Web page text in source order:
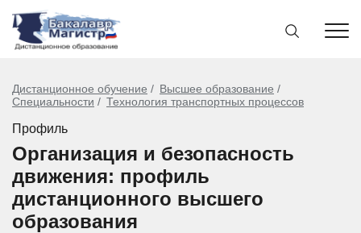
Дистанционное обучение
Высшее образование
Специальности
Технология транспортных процессов
Профиль
Организация и безопасность
движения: профиль
дистанционного высшего
образования